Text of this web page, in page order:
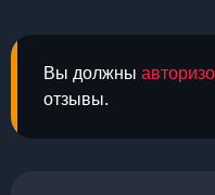
Вы должны
отзывы.